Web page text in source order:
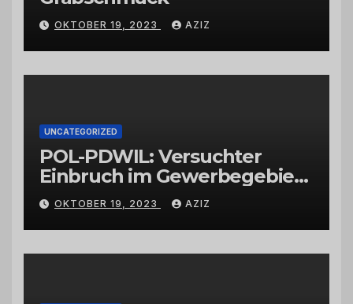
OKTOBER 19, 2023 AZIZ
UNCATEGORIZED
POL-PDWIL: Versuchter
Einbruch im Gewerbegebiet
Wittlich
OKTOBER 19, 2023 AZIZ